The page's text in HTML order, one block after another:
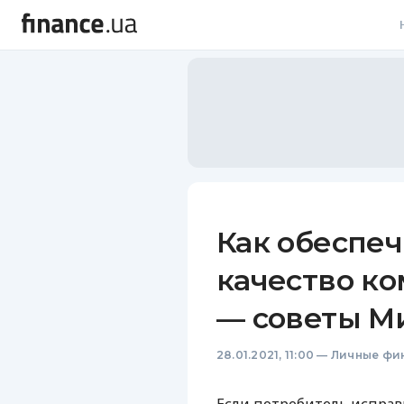
Как
качество
— советы
28.01.2021, 11:00 — Личные